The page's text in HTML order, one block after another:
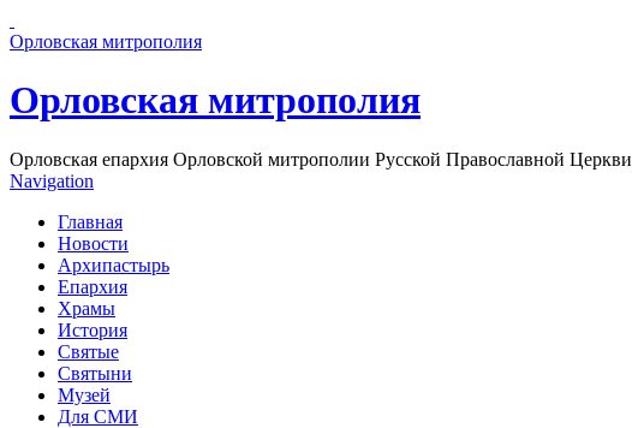
Орловская митрополия
Орловская митрополия
Орловская епархия Орловской митрополии Русской Православной Церкви
Navigation
Главная
Новости
Архипастырь
Епархия
Храмы
История
Святые
Святыни
Музей
Для СМИ